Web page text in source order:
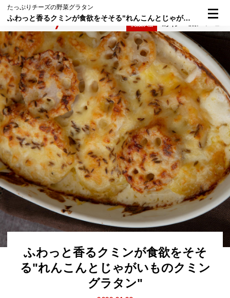
たっぷりチーズの野菜グラタン
ふわっと香るクミンが食欲をそそる"れんこんとじゃがいものクミングラタン"
ふわっと香るクミンが食欲をそそ
る"れんこんとじゃがいものクミン
グラタン"